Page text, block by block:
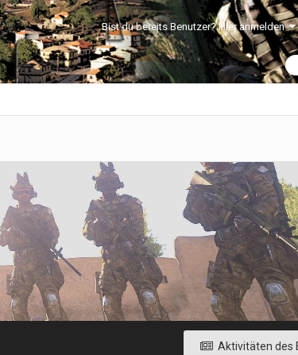
Bist du bereits Benutzer? Hier anmelden
Aktivitäten des